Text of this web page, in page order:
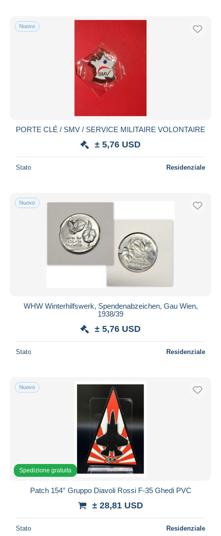
Nuovo
PORTE CLÉ / SMV / SERVICE MILITAIRE VOLONTAIRE
± 5,76 USD
Stato Residenziale
Nuovo
WHW Winterhilfswerk, Spendenabzeichen, Gau Wien,
1938/39
± 5,76 USD
Stato Residenziale
Nuovo
Spedizione gratuita
Patch 154° Gruppo Diavoli Rossi F-35 Ghedi PVC
± 28,81 USD
Stato Residenziale